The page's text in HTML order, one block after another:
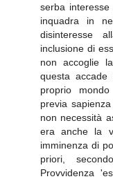
serba
inquadra in
disinteresse
inclusione di
non accoglie
questa
proprio
previa
non necessità
era anche la
imminenza di
priori,
Provvidenza